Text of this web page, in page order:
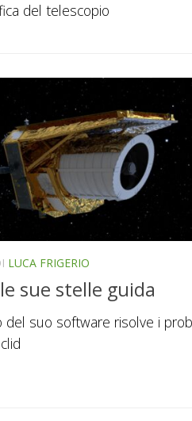
del telescopio
LUCA FRIGERIO
sue stelle guida
del suo software risolve i